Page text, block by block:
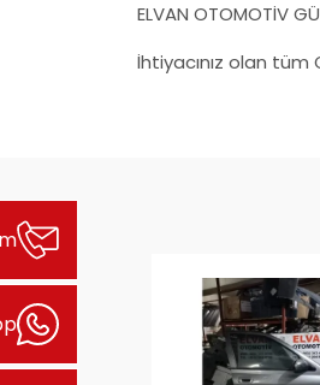
ELVAN OTOMOTİV
İhtiyacınız olan